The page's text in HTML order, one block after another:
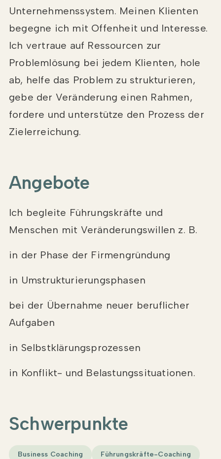
Unternehmenssystem. Meinen Klienten
begegne ich mit Offenheit und Interesse.
Ich vertraue auf Ressourcen zur
Problemlösung bei jedem Klienten, hole
ab, helfe das Problem zu strukturieren,
gebe der Veränderung einen Rahmen,
fordere und unterstütze den Prozess der
Zielerreichung.
Angebote
Ich begleite Führungskräfte und
Menschen mit Veränderungswillen z. B.
in der Phase der Firmengründung
in Umstrukturierungsphasen
bei der Übernahme neuer beruflicher
Aufgaben
in Selbstklärungsprozessen
in Konflikt- und Belastungssituationen.
Schwerpunkte
Business Coaching Führungskräfte-Coaching